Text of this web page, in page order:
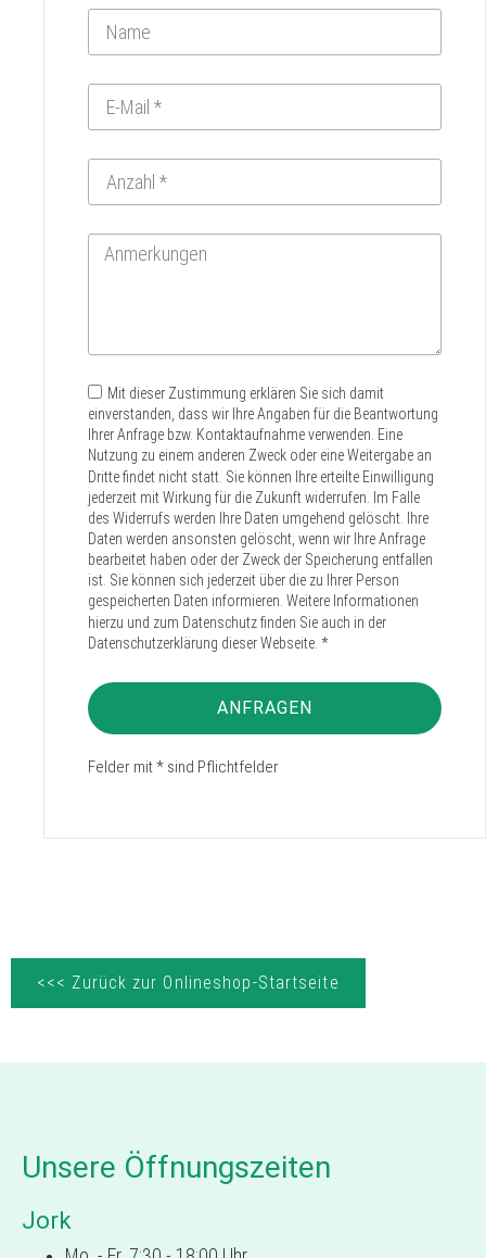
Mit dieser Zustimmung erklären Sie sich damit
einverstanden, dass wir Ihre Angaben für die Beantwortung
Ihrer Anfrage bzw. Kontaktaufnahme verwenden. Eine
Nutzung zu einem anderen Zweck oder eine Weitergabe an
Dritte findet nicht statt. Sie können Ihre erteilte Einwilligung
jederzeit mit Wirkung für die Zukunft widerrufen. Im Falle
des Widerrufs werden Ihre Daten umgehend gelöscht. Ihre
Daten werden ansonsten gelöscht, wenn wir Ihre Anfrage
bearbeitet haben oder der Zweck der Speicherung entfallen
ist. Sie können sich jederzeit über die zu Ihrer Person
gespeicherten Daten informieren. Weitere Informationen
hierzu und zum Datenschutz finden Sie auch in der
Datenschutzerklärung dieser Webseite. *
ANFRAGEN
Felder mit * sind Pflichtfelder
<<< Zurück zur Onlineshop-Startseite
Unsere Öffnungszeiten
Jork